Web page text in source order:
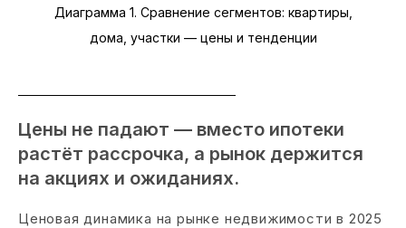
Диаграмма 1. Сравнение сегментов: квартиры,
дома, участки — цены и тенденции
Цены не падают — вместо ипотеки
растёт рассрочка, а рынок держится
на акциях и ожиданиях.
Ценовая динамика на рынке недвижимости в 2025